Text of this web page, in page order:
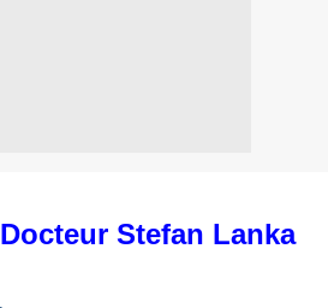
Docteur Stefan Lanka